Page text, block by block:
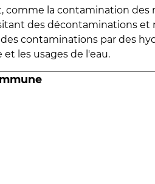
comme la contamination des
des décontaminations et
contaminations par des
les usages de l'eau.